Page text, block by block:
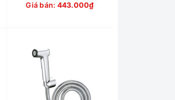
Giá bán: 443.000₫